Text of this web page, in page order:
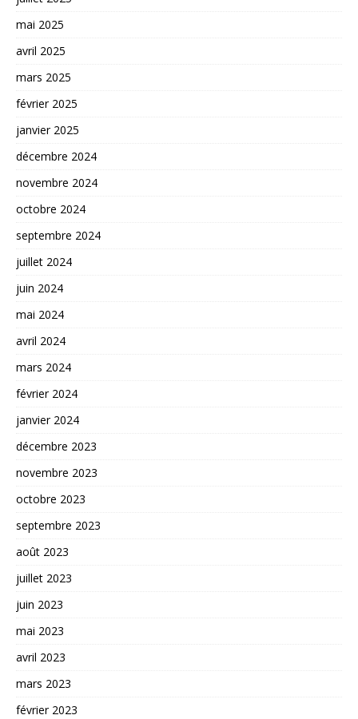
mai 2025
avril 2025
mars 2025
février 2025
janvier 2025
décembre 2024
novembre 2024
octobre 2024
septembre 2024
juillet 2024
juin 2024
mai 2024
avril 2024
mars 2024
février 2024
janvier 2024
décembre 2023
novembre 2023
octobre 2023
septembre 2023
août 2023
juillet 2023
juin 2023
mai 2023
avril 2023
mars 2023
février 2023